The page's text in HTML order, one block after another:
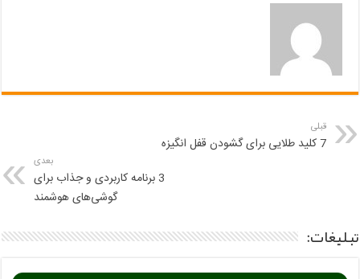
قبلی
7 کلید طلایی برای گشودن قفل انگیزه
بعدی
3 برنامه کاربردی و جذاب برای
گوشی‌های هوشمند
تبلیغات: